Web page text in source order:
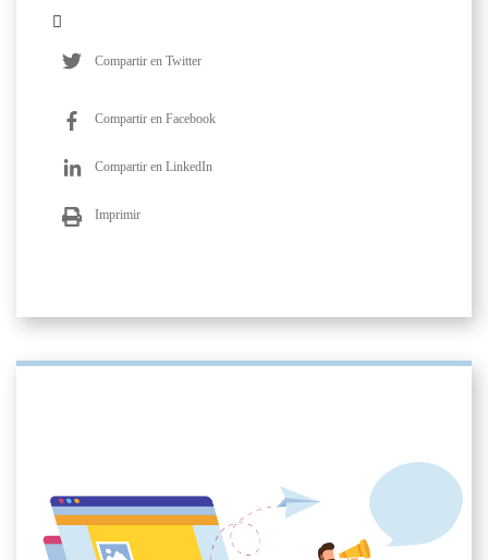
Compartir en Twitter
Compartir en Facebook
Compartir en LinkedIn
Imprimir